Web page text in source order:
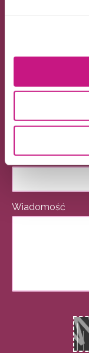
Imię i nazwisko
Telefon
Wiadomość